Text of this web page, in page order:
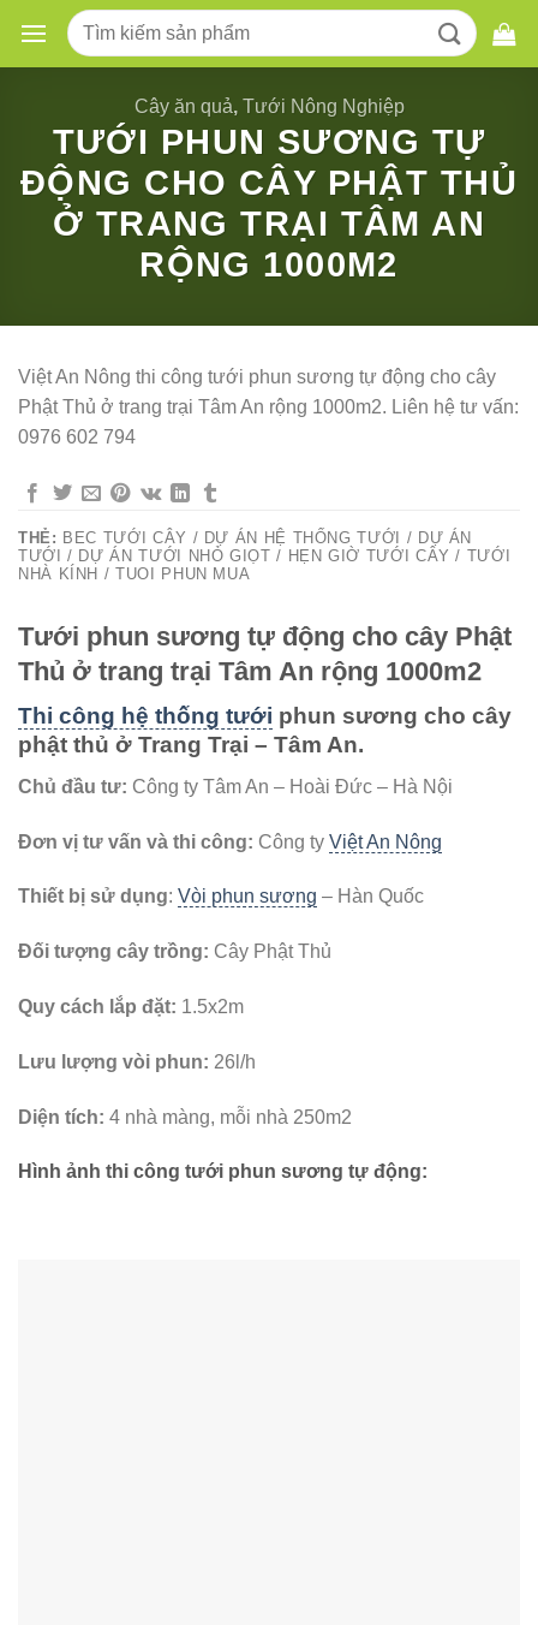
content
Tìm
kiếm:
Cây ăn quả, Tưới Nông Nghiệp
TƯỚI PHUN SƯƠNG TỰ
ĐỘNG CHO CÂY PHẬT THỦ
Ở TRANG TRẠI TÂM AN
RỘNG 1000M2
Việt An Nông thi công tưới phun sương tự động cho cây
Phật Thủ ở trang trại Tâm An rộng 1000m2. Liên hệ tư vấn:
0976 602 794
THẺ: BEC TƯỚI CÂY / DỰ ÁN HỆ THỐNG TƯỚI / DỰ ÁN
TƯỚI / DỰ ÁN TƯỚI NHỎ GIỌT / HẸN GIỜ TƯỚI CÂY / TƯỚI
NHÀ KÍNH / TUOI PHUN MUA
Tưới phun sương tự động cho cây Phật
Thủ ở trang trại Tâm An rộng 1000m2
Thi công hệ thống tưới phun sương cho cây
phật thủ ở Trang Trại – Tâm An.
Chủ đầu tư: Công ty Tâm An – Hoài Đức – Hà Nội
Đơn vị tư vấn và thi công: Công ty Việt An Nông
Thiết bị sử dụng: Vòi phun sương – Hàn Quốc
Đối tượng cây trồng: Cây Phật Thủ
Quy cách lắp đặt: 1.5x2m
Lưu lượng vòi phun: 26l/h
Diện tích: 4 nhà màng, mỗi nhà 250m2
Hình ảnh thi công tưới phun sương tự động: